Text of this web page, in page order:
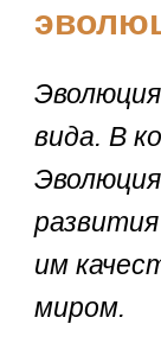
вида. В
им
миром.